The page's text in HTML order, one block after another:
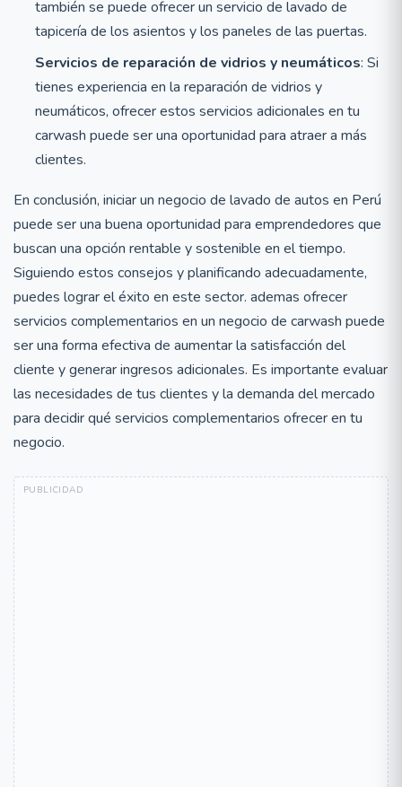
también se puede ofrecer un servicio de lavado de
tapicería de los asientos y los paneles de las puertas.
Servicios de reparación de vidrios y neumáticos: Si
tienes experiencia en la reparación de vidrios y
neumáticos, ofrecer estos servicios adicionales en tu
carwash puede ser una oportunidad para atraer a más
clientes.
En conclusión, iniciar un negocio de lavado de autos en Perú
puede ser una buena oportunidad para emprendedores que
buscan una opción rentable y sostenible en el tiempo.
Siguiendo estos consejos y planificando adecuadamente,
puedes lograr el éxito en este sector. ademas ofrecer
servicios complementarios en un negocio de carwash puede
ser una forma efectiva de aumentar la satisfacción del
cliente y generar ingresos adicionales. Es importante evaluar
las necesidades de tus clientes y la demanda del mercado
para decidir qué servicios complementarios ofrecer en tu
negocio.